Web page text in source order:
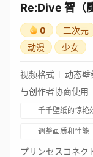
Re:Dive 智（
少女）3★
0
二次元
动漫
少女
视频格式 动态壁
与创作者协商使用
千千壁纸的惊艳
调整画质和性能